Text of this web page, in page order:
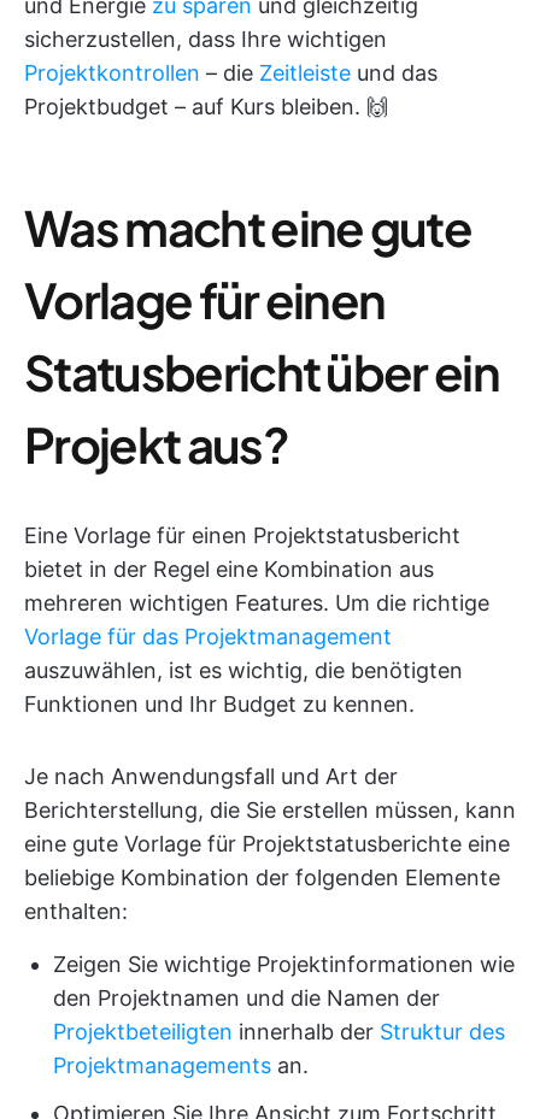
und Energie zu sparen und gleichzeitig
sicherzustellen, dass Ihre wichtigen
Projektkontrollen – die Zeitleiste und das
Projektbudget – auf Kurs bleiben. 🙌
Was macht eine gute
Vorlage für einen
Statusbericht über ein
Projekt aus?
Eine Vorlage für einen Projektstatusbericht
bietet in der Regel eine Kombination aus
mehreren wichtigen Features. Um die richtige
Vorlage für das Projektmanagement
auszuwählen, ist es wichtig, die benötigten
Funktionen und Ihr Budget zu kennen.
Je nach Anwendungsfall und Art der
Berichterstellung, die Sie erstellen müssen, kann
eine gute Vorlage für Projektstatusberichte eine
beliebige Kombination der folgenden Elemente
enthalten:
Zeigen Sie wichtige Projektinformationen wie
den Projektnamen und die Namen der
Projektbeteiligten innerhalb der Struktur des
Projektmanagements an.
Optimieren Sie Ihre Ansicht zum Fortschritt